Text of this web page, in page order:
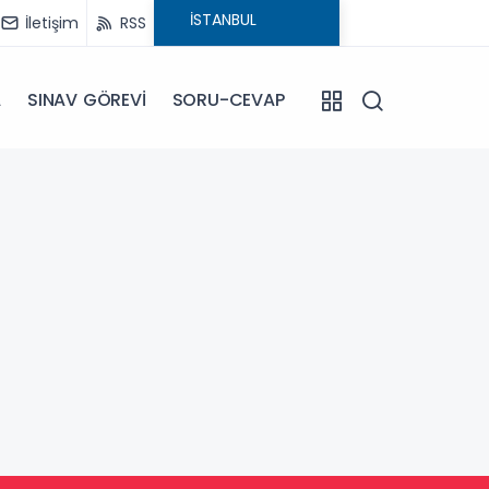
İletişim RSS
SINAV GÖREVİ SORU-CEVAP